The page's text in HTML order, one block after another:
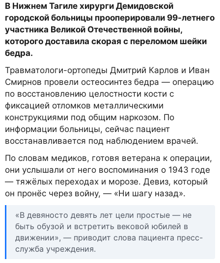
В Нижнем Тагиле хирурги Демидовской
городской больницы прооперировали 99-летнего
участника Великой Отечественной войны,
которого доставила скорая с переломом шейки
бедра.
Травматологи-ортопеды Дмитрий Карлов и Иван
Смирнов провели остеосинтез бедра — операцию
по восстановлению целостности кости с
фиксацией отломков металлическими
конструкциями под общим наркозом. По
информации больницы, сейчас пациент
восстанавливается под наблюдением врачей.
По словам медиков, готовя ветерана к операции,
они услышали от него воспоминания о 1943 годе
— тяжёлых переходах и морозе. Девиз, который
он пронёс через войну, — «Ни шагу назад».
«В девяносто девять лет цели простые — не
быть обузой и встретить вековой юбилей в
движении», — приводит слова пациента пресс-
служба учреждения.